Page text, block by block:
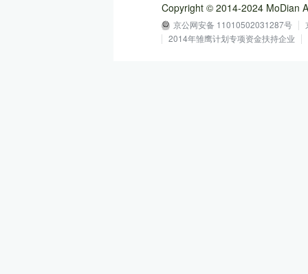
Copyright © 2014-2024 MoDian
京公网安备 11010502031287号
2014年雏鹰计划专项资金扶持企业